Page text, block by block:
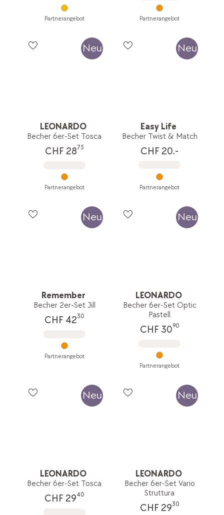
Partnerangebot Partnerangebot
Neu
LEONARDO
Becher 6er-Set Tosca
CHF 2875
Partnerangebot
Neu
Easy Life
Becher Twist & Match
CHF 20.-
Partnerangebot
Neu
Remember
Becher 2er-Set Jill
CHF 4230
Partnerangebot
Neu
LEONARDO
Becher 6er-Set Optic
Pastell
CHF 3090
Partnerangebot
Neu
LEONARDO
Becher 6er-Set Tosca
CHF 2940
Neu
LEONARDO
Becher 6er-Set Vario
Struttura
CHF 2930